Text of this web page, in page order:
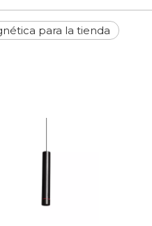
para la tienda